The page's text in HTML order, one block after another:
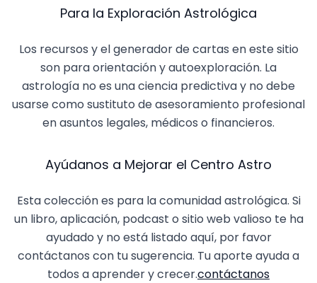
Para la Exploración Astrológica
Los recursos y el generador de cartas en este sitio
son para orientación y autoexploración. La
astrología no es una ciencia predictiva y no debe
usarse como sustituto de asesoramiento profesional
en asuntos legales, médicos o financieros.
Ayúdanos a Mejorar el Centro Astro
Esta colección es para la comunidad astrológica. Si
un libro, aplicación, podcast o sitio web valioso te ha
ayudado y no está listado aquí, por favor
contáctanos con tu sugerencia. Tu aporte ayuda a
todos a aprender y crecer.contáctanos